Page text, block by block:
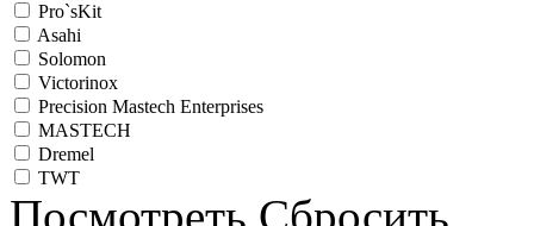
Pro`sKit
Asahi
Solomon
Victorinox
Precision Mastech Enterprises
MASTECH
Dremel
TWT